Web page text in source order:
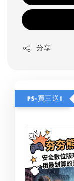
分享
PS-買三送1